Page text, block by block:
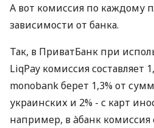
А вот комиссия по каждому
зависимости от банка.
Так, в ПриватБанк при
LiqPay комиссия составляет
monobank берет 1,3% от
украинских и 2% - с карт
например, в àбанк комиссия